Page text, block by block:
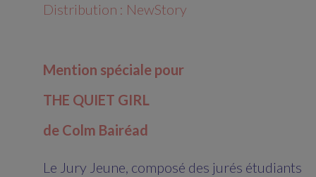
Distribution : NewStory
Mention spéciale pour
THE QUIET GIRL
de Colm Bairéad
Le Jury Jeune, composé des jurés étudiants